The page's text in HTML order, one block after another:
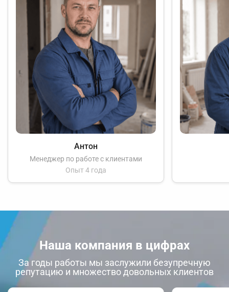
Антон
Менеджер по работе с клиентами
Опыт 4 года
Наша компания в цифрах
За годы работы мы заслужили безупречную
репутацию и множество довольных клиентов